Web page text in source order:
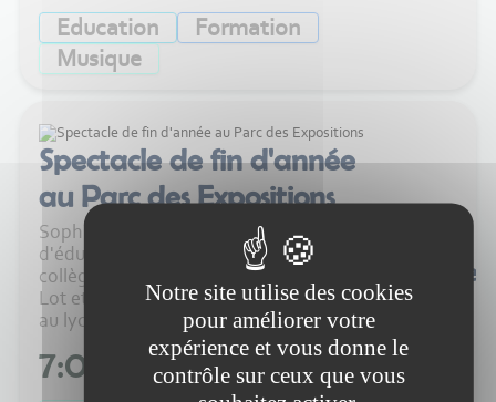
Education
Formation
Musique
Spectacle de fin d'année
au Parc des Expositions
Sophie Dalla Verde est professeur
d'éducation musicale et de chant choral au
collège Anatole France de Villeneuve sur
Lot et dispense des cours de chant choral
au lycée Lot et Bastides. Sophie...
7:00
Ecouter
Notre site utilise des cookies
pour améliorer votre
expérience et vous donne le
contrôle sur ceux que vous